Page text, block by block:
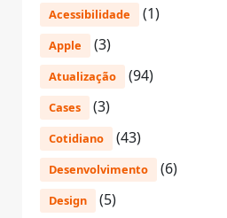
Acessibilidade (1)
Apple (3)
Atualização (94)
Cases (3)
Cotidiano (43)
Desenvolvimento (6)
Design (5)